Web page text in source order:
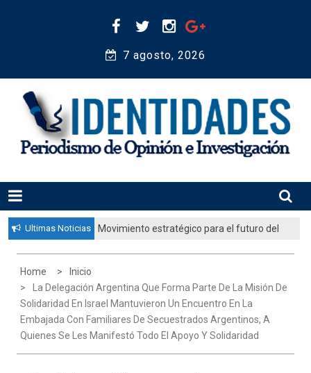
7 agosto, 2026
IDENTIDADES
Periodismo de Opinión e Investigación
Ultimas Noticias
Movimiento estratégico para el futuro del
diáspora”
Home
Inicio
La Delegación Argentina Que Forma Parte De La Misión De
Solidaridad En Israel Mantuvieron Un Encuentro En La
Embajada Con Familiares De Secuestrados Argentinos, A
Quienes Se Les Manifestó Todo El Apoyo Y Solidaridad